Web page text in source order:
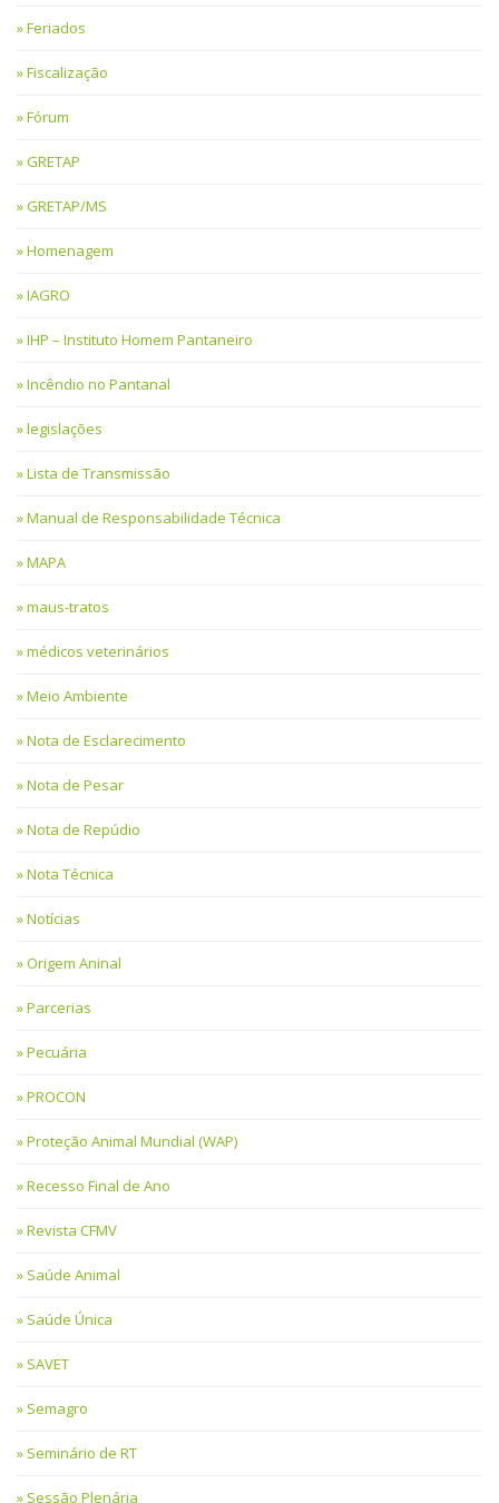
Feriados
Fiscalização
Fórum
GRETAP
GRETAP/MS
Homenagem
IAGRO
IHP – Instituto Homem Pantaneiro
Incêndio no Pantanal
legislações
Lista de Transmissão
Manual de Responsabilidade Técnica
MAPA
maus-tratos
médicos veterinários
Meio Ambiente
Nota de Esclarecimento
Nota de Pesar
Nota de Repúdio
Nota Técnica
Notícias
Origem Aninal
Parcerias
Pecuária
PROCON
Proteção Animal Mundial (WAP)
Recesso Final de Ano
Revista CFMV
Saúde Animal
Saúde Única
SAVET
Semagro
Seminário de RT
Sessão Plenária